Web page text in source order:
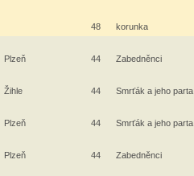
48 korunka
Plzeň 44 Zabedněnci
Žihle 44 Smrťák a jeho parta
Plzeň 44 Smrťák a jeho parta
Plzeň 44 Zabedněnci